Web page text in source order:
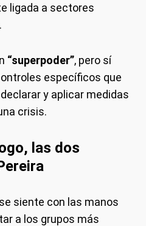
ligada a sectores
“superpoder”, pero sí
específicos que
y aplicar medidas
crisis.
las dos
siente con las manos
a los grupos más